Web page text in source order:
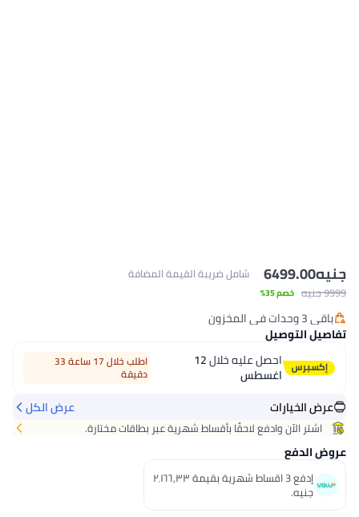
ضريبة القيمة المضافة
خلال12
دقيقة
بأقساط شهرية عبر بطاقات مختارة.
إدفع 3 اقساط شهرية بقيمة ٢٬١٦٦٫٣٣